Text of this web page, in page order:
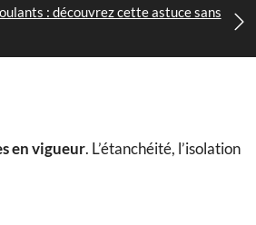
: découvrez cette astuce sans
en vigueur. L’étanchéité, l’isolation